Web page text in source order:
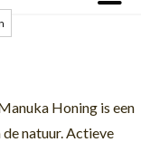
Honing is een
natuur. Actieve